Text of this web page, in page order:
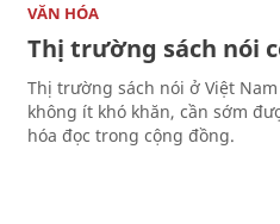
VĂN HÓA
Thị trường sách nói
Thị trường sách nói ở Việt
không ít khó khăn, cần sớm
hóa đọc trong cộng đồng.